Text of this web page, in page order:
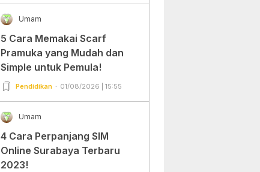
Umam
5 Cara Memakai Scarf
Pramuka yang Mudah dan
Simple untuk Pemula!
Pendidikan 01/08/2026 | 15:55
Umam
4 Cara Perpanjang SIM
Online Surabaya Terbaru
2023!